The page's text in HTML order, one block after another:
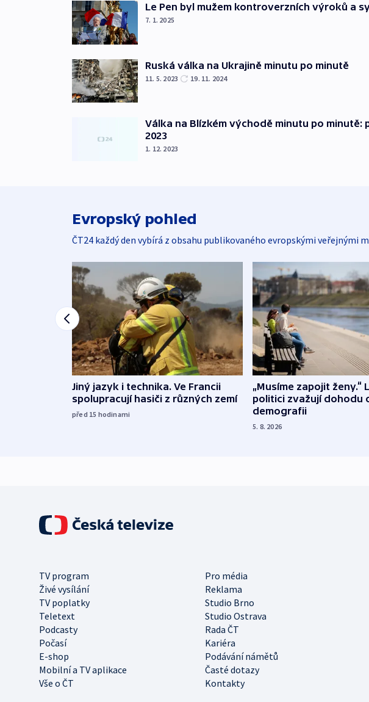
Le Pen byl mužem kontroverzních výroků a
7. 1. 2025
Ruská válka na Ukrajině minutu po minutě
11. 5. 2023 19. 11. 2024
Válka na Blízkém východě minutu po minutě:
2023
1. 12. 2023
Evropský pohled
ČT24 každý den vybírá z obsahu publikovaného evropskými veřejnými
Jiný jazyk i technika. Ve Francii
spolupracují hasiči z různých zemí
před 15 hodinami
„Musíme zapojit ženy.“
politici zvažují dohodu
demografii
5. 8. 2026
TV program
Pro média
Živé vysílání
Reklama
TV poplatky
Studio Brno
Teletext
Studio Ostrava
Podcasty
Rada ČT
Počasí
Kariéra
E-shop
Podávání námětů
Mobilní a TV aplikace
Časté dotazy
Vše o ČT
Kontakty